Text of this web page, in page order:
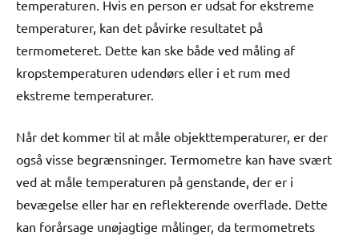
temperaturen. Hvis en person er udsat for ekstreme
temperaturer, kan det påvirke resultatet på
termometeret. Dette kan ske både ved måling af
kropstemperaturen udendørs eller i et rum med
ekstreme temperaturer.
Når det kommer til at måle objekttemperaturer, er der
også visse begrænsninger. Termometre kan have svært
ved at måle temperaturen på genstande, der er i
bevægelse eller har en reflekterende overflade. Dette
kan forårsage unøjagtige målinger, da termometrets